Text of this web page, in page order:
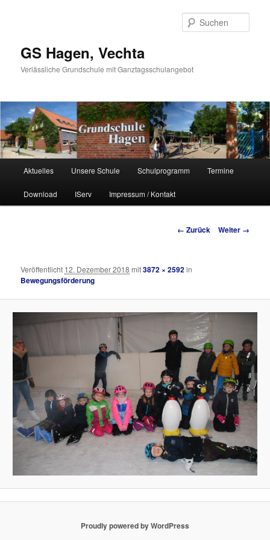
GS Hagen, Vechta
Verlässliche Grundschule mit Ganztagsschulangebot
Zum Inhalt wechseln
Zum sekundären Inhalt wechseln
Aktuelles Unsere Schule Schulprogramm Termine
Download IServ Impressum / Kontakt
Bilder-Navigation
← Zurück Weiter →
Veröffentlicht 12. Dezember 2018 mit3872 × 2592in
Bewegungsförderung
Proudly powered by WordPress